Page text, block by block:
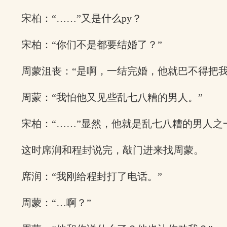
宋柏：“……”又是什么py？
宋柏：“你们不是都要结婚了？”
周蒙沮丧：“是啊，一结完婚，他就巴不得把
周蒙：“我怕他又见些乱七八糟的男人。”
宋柏：“……”显然，他就是乱七八糟的男人之
这时席润和程封说完，敲门进来找周蒙。
席润：“我刚给程封打了电话。”
周蒙：“…啊？”